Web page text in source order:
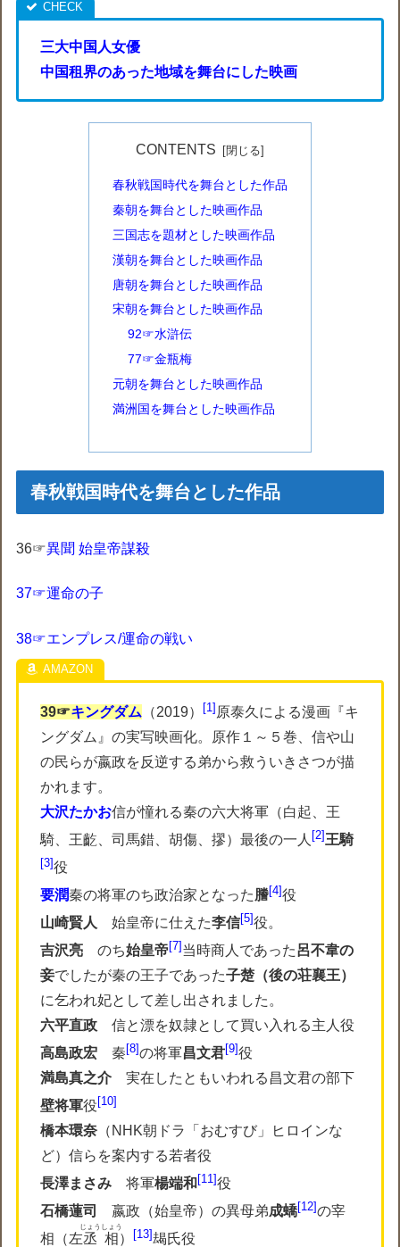
三大中国人女優
中国租界のあった地域を舞台にした映画
CONTENTS
春秋戦国時代を舞台とした作品
秦朝を舞台とした映画作品‎
三国志を題材とした映画作品‎
漢朝を舞台とした映画作品
唐朝を舞台とした映画作品‎
宋朝を舞台とした映画作品‎
92☞水滸伝
77☞金瓶梅
元朝を舞台とした映画作品
満洲国を舞台とした映画作品
春秋戦国時代を舞台とした作品
36☞異聞 始皇帝謀殺
37☞運命の子
38☞エンプレス/運命の戦い
39☞キングダム （2019） 1 原泰久による漫画『キ
ングダム』の実写映画化。原作１～５巻、信や山
の民らが嬴政を反逆する弟から救ういきさつが描
かれます。
大沢たかお信が憧れる秦の六大将軍（白起、王
騎、王齕、司馬錯、胡傷、摎）最後の一人 2 王騎
3 役
要潤秦の将軍のち政治家となった謄 4 役
山崎賢人始皇帝に仕えた李信 5 役。
吉沢亮 のち始皇帝 7 当時商人であった呂不韋の
妾でしたが秦の王子であった子楚（後の荘襄王）
に乞われ妃として差し出されました。
六平直政 信と漂を奴隷として買い入れる主人役
高島政宏 秦 8 の将軍昌文君 9 役
満島真之介実在したともいわれる昌文君の部下
壁将軍役 10
橋本環奈 （ NHK朝ドラ「おむすび」ヒロインな
ど）信らを案内する若者役
長澤まさみ将軍楊端和 11 役
石橋蓮司嬴政（始皇帝）の異母弟成蟜 12 の宰
相（左丞相
じょうしょう
） 13 朅氏役